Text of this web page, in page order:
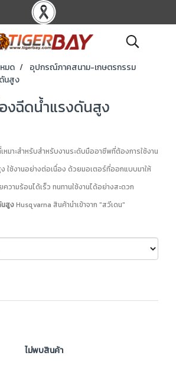
มด
อุปกรณ์ภาคสนาม-เกษตรกรรม
นสูง
งฉีดน้ำแรงดันสูง
มาะสำหรับสําหรับงานระดับมืออาชีพที่ต้องการใช้งาน
ใช้งานอย่างต่อเนื่อง ด้วยมอเตอร์ที่ออกแบบมาให้
วามร้อนได้เร็ว ทนทานใช้งานได้อย่างสะดวก
สูงHusqvarna สินค้านำเข้าจาก "สวีเดน"
ไม่พบสินค้า